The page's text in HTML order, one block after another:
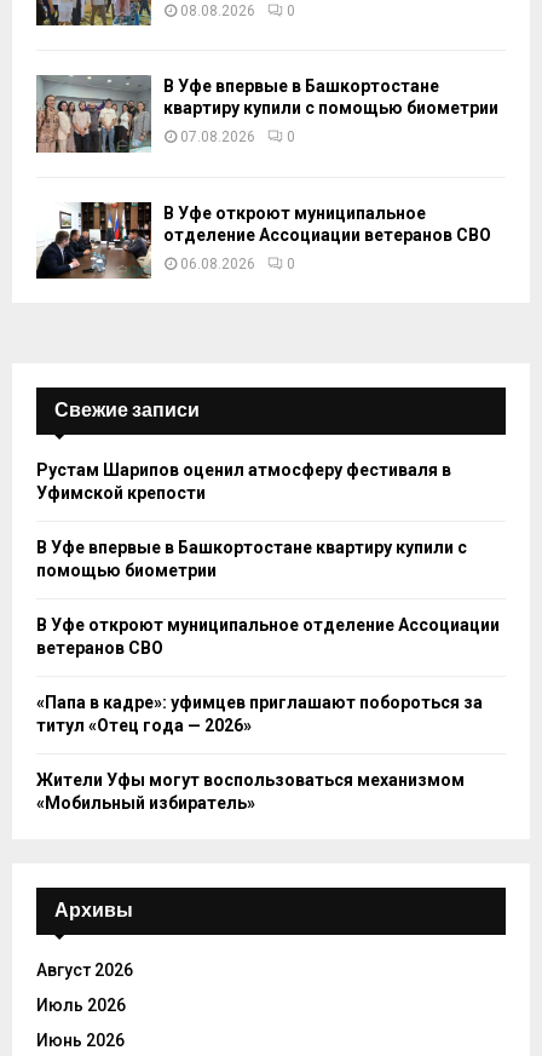
08.08.2026 0
В Уфе впервые в Башкортостане
квартиру купили с помощью биометрии
07.08.2026 0
В Уфе откроют муниципальное
отделение Ассоциации ветеранов СВО
06.08.2026 0
Свежие записи
Рустам Шарипов оценил атмосферу фестиваля в
Уфимской крепости
В Уфе впервые в Башкортостане квартиру купили с
помощью биометрии
В Уфе откроют муниципальное отделение Ассоциации
ветеранов СВО
«Папа в кадре»: уфимцев приглашают побороться за
титул «Отец года — 2026»
Жители Уфы могут воспользоваться механизмом
«Мобильный избиратель»
Архивы
Август 2026
Июль 2026
Июнь 2026